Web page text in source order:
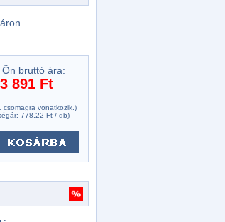
Ön bruttó ára:
3 891 Ft
csomagra vonatkozik.)
778,22 Ft / db)